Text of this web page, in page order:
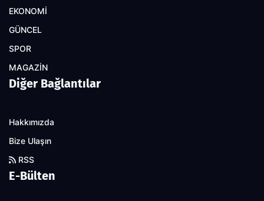
EKONOMİ
GÜNCEL
SPOR
MAGAZİN
Diğer Bağlantılar
Hakkımızda
Bize Ulaşın
RSS
E-Bülten